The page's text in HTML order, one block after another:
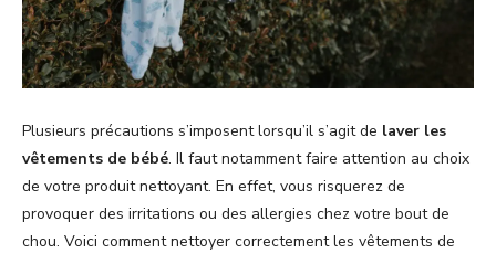
Plusieurs précautions s’imposent lorsqu’il s’agit de laver les
vêtements de bébé. Il faut notamment faire attention au choix
de votre produit nettoyant. En effet, vous risquerez de
provoquer des irritations ou des allergies chez votre bout de
chou. Voici comment nettoyer correctement les vêtements de